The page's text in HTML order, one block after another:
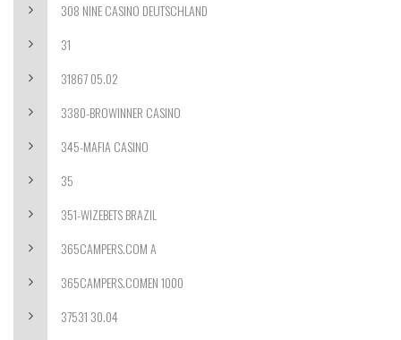
308 NINE CASINO DEUTSCHLAND
31
31867 05.02
3380-BROWINNER CASINO
345-MAFIA CASINO
35
351-WIZEBETS BRAZIL
365CAMPERS.COM A
365CAMPERS.COMEN 1000
37531 30.04